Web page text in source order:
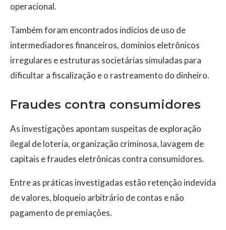
operacional.
Também foram encontrados indícios de uso de
intermediadores financeiros, domínios eletrônicos
irregulares e estruturas societárias simuladas para
dificultar a fiscalização e o rastreamento do dinheiro.
Fraudes contra consumidores
As investigações apontam suspeitas de exploração
ilegal de loteria, organização criminosa, lavagem de
capitais e fraudes eletrônicas contra consumidores.
Entre as práticas investigadas estão retenção indevida
de valores, bloqueio arbitrário de contas e não
pagamento de premiações.